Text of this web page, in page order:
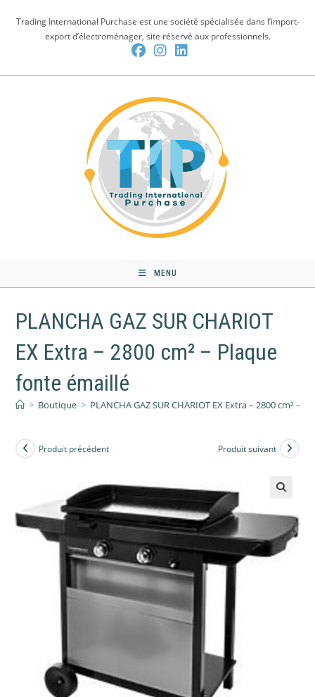
Trading International Purchase est une société spécialisée dans l’import-
export d’électroménager, site réservé aux professionnels.
MENU
PLANCHA GAZ SUR CHARIOT
EX Extra – 2800 cm² – Plaque
fonte émaillé
> Boutique > PLANCHA GAZ SUR CHARIOT EX Extra – 2800 cm² –
Produit précédent Produit suivant